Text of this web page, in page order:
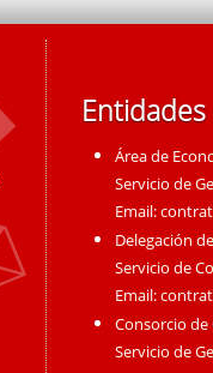
Área de
Servicio de
Email:
Delegación
Servicio de
Email:
Consorcio de
Servicio de